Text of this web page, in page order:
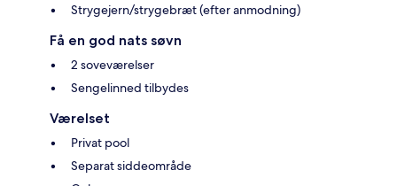
Strygejern/strygebræt (efter anmodning)
Få en god nats søvn
2 soveværelser
Sengelinned tilbydes
Værelset
Privat pool
Separat siddeområde